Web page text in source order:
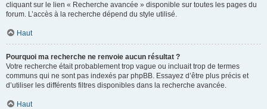
cliquant sur le lien « Recherche avancée » disponible sur toutes les pages du
forum. L’accès à la recherche dépend du style utilisé.
Haut
Pourquoi ma recherche ne renvoie aucun résultat ?
Votre recherche était probablement trop vague ou incluait trop de termes
communs qui ne sont pas indexés par phpBB. Essayez d’être plus précis et
d’utiliser les différents filtres disponibles dans la recherche avancée.
Haut